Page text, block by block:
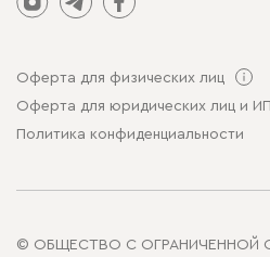
Оферта для физических лиц
Оферта для юридических лиц и ИП
Политика конфиденциальности
© ОБЩЕСТВО С ОГРАНИЧЕННОЙ